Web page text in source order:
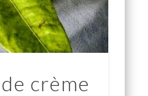
crème